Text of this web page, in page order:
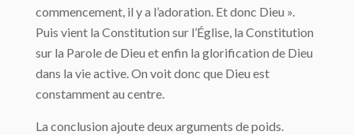
commencement, il y a l’adoration. Et donc Dieu ».
Puis vient la Constitution sur l’Église, la Constitution
sur la Parole de Dieu et enfin la glorification de Dieu
dans la vie active. On voit donc que Dieu est
constamment au centre.
La conclusion ajoute deux arguments de poids.